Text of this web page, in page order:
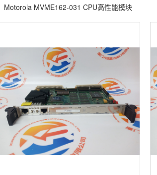
Motorola MVME162-031 CPU高性能模块